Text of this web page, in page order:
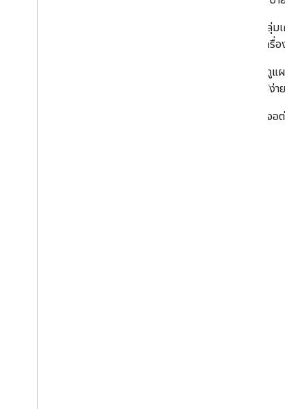
การจัดกลุ่
จัดการเครื่
เมื่อผู้ใช้ดู
แผนที่ได้ง่า
ภาพหน้าจ